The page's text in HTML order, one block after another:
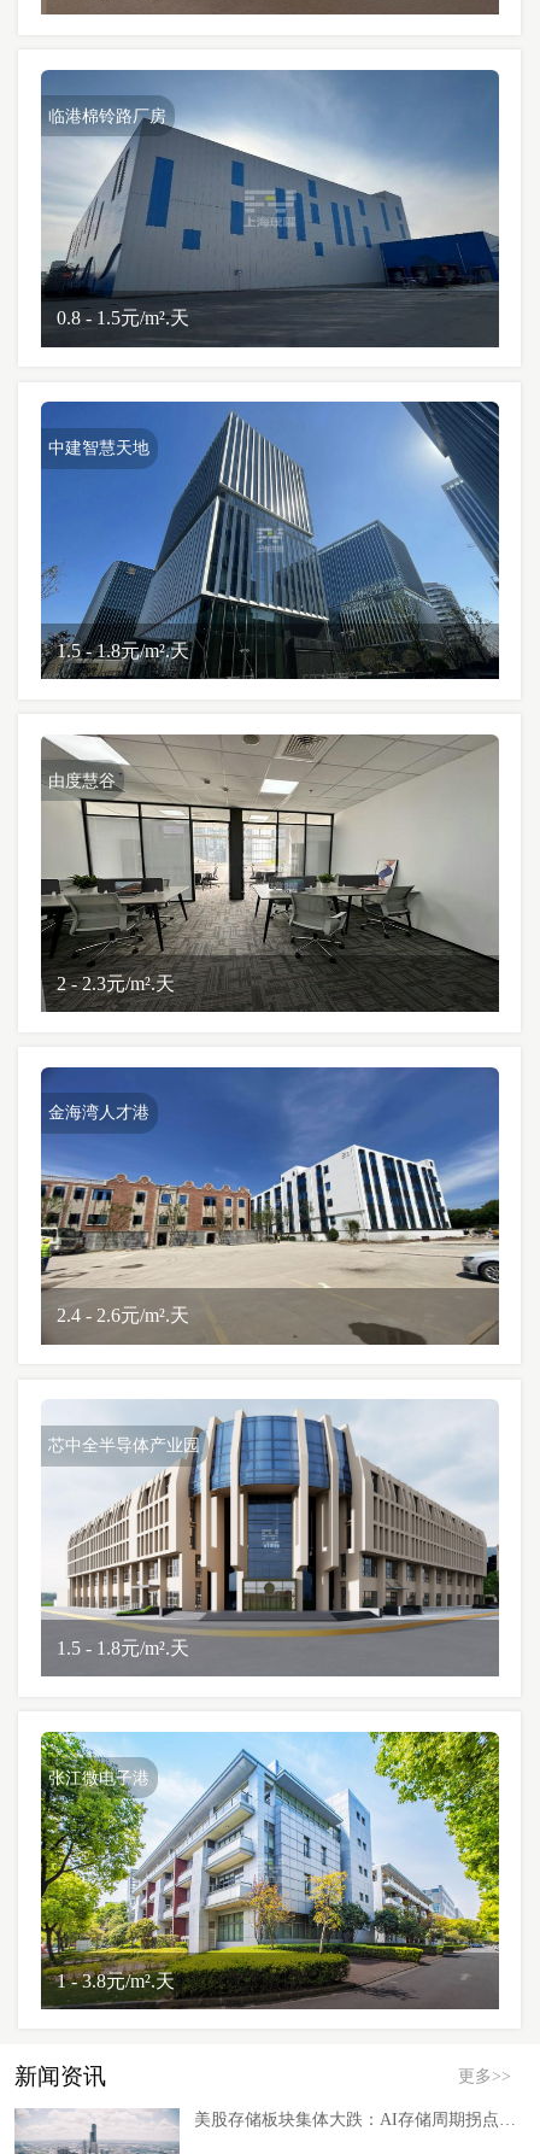
临港棉铃路厂房
0.8 - 1.5元/m².天
中建智慧天地
1.5 - 1.8元/m².天
由度慧谷
2 - 2.3元/m².天
金海湾人才港
2.4 - 2.6元/m².天
芯中全半导体产业园
1.5 - 1.8元/m².天
张江微电子港
1 - 3.8元/m².天
新闻资讯 更多>>